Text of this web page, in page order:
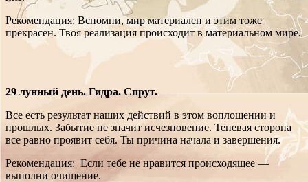
Рекомендация: Вспомни, мир материален и этим тоже
прекрасен. Твоя реализация происходит в материальном мире.
29 лунный день. Гидра. Спрут.
Все есть результат наших действий в этом воплощении и
прошлых. Забытие не значит исчезновение. Теневая сторона
все равно проявит себя. Ты причина начала и завершения.
Рекомендация: Если тебе не нравится происходящее —
выполни очищение.